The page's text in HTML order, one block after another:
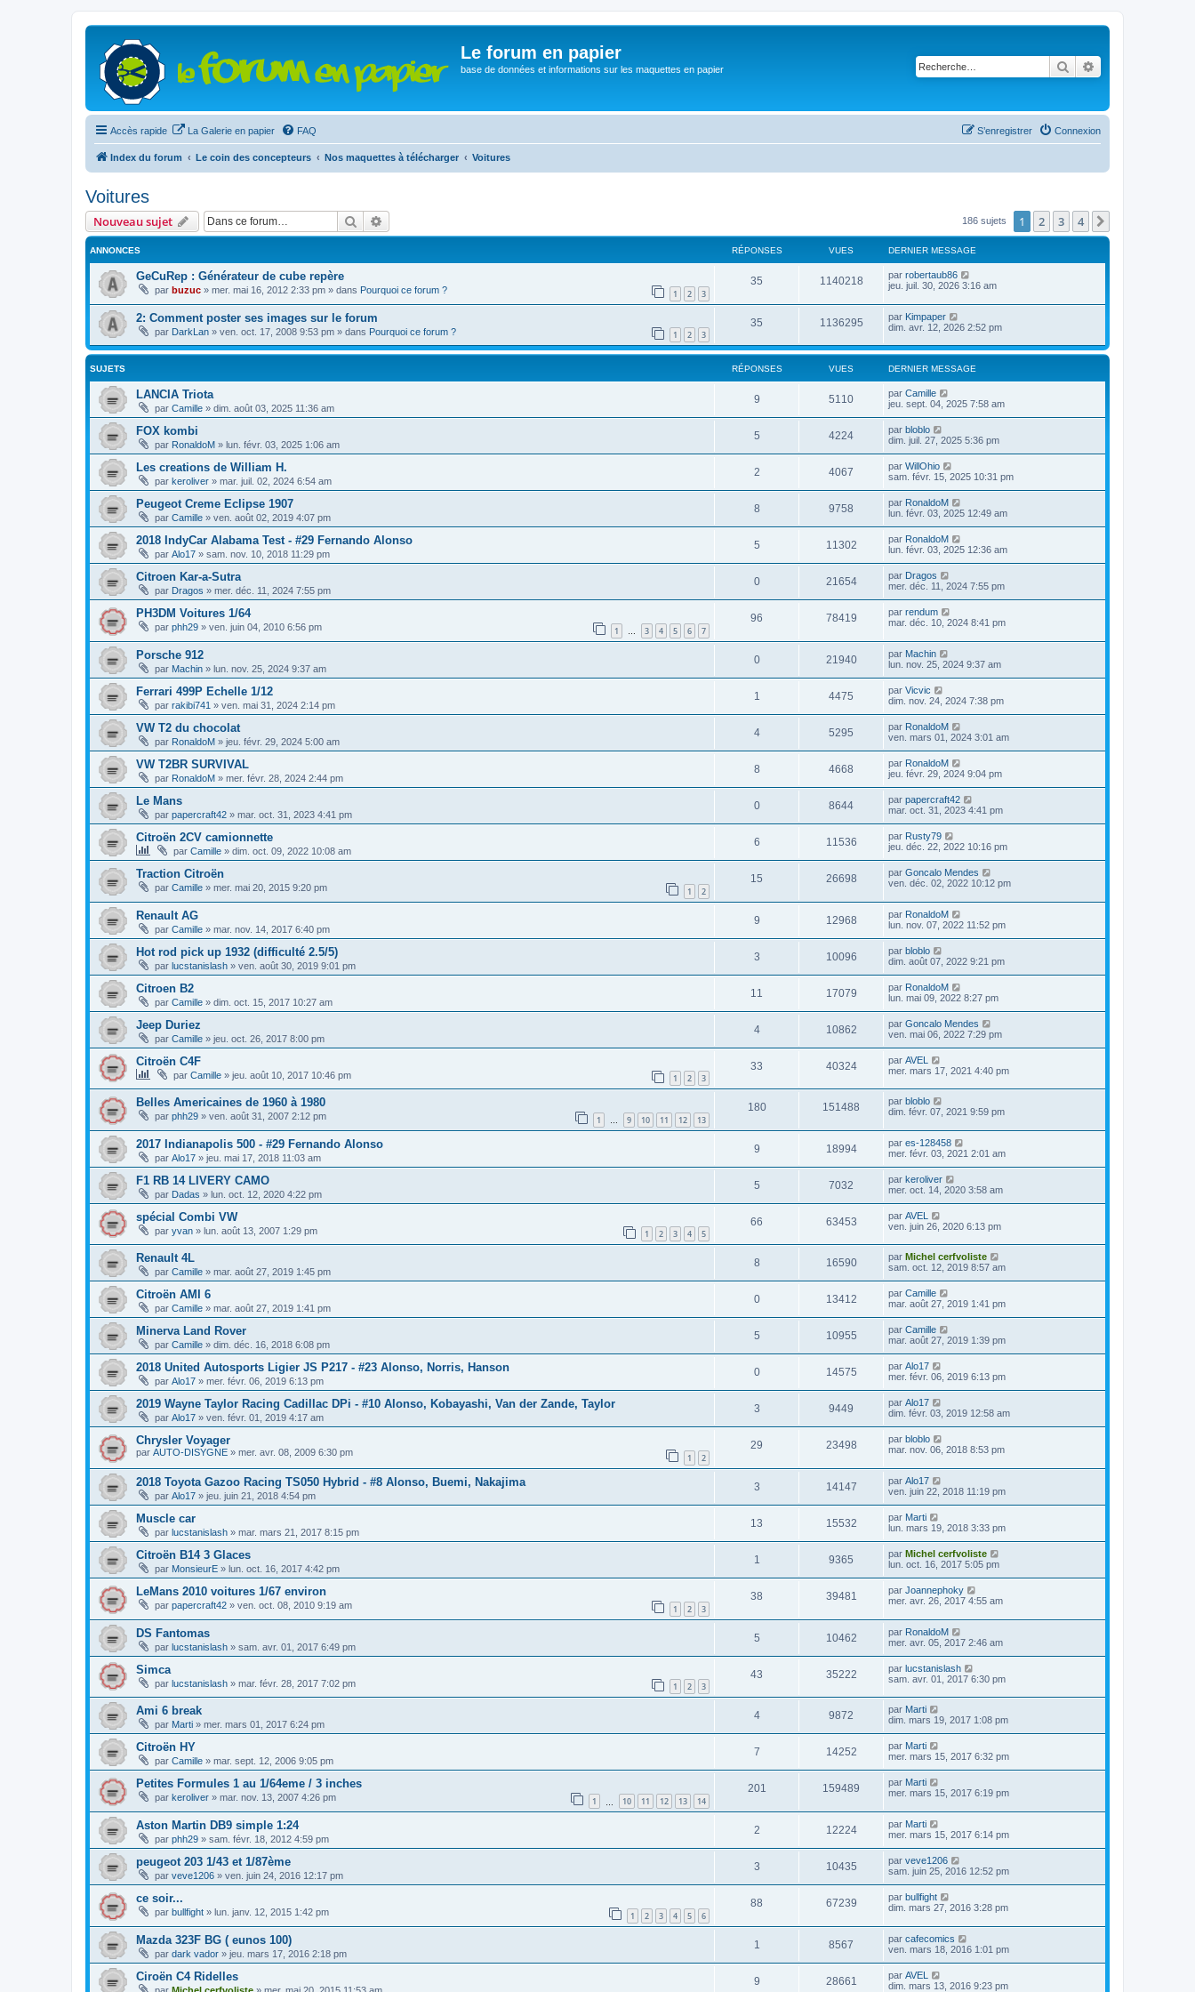
Le forum en papier
base de données et informations sur les maquettes en papier Rechercher
Accès rapide La Galerie en papier FAQ Connexion
S’enregistrer
Index du forum Le coin des concepteurs Nos maquettes à télécharger Voitures
Voitures
Nouveau sujet Rechercher 186 sujets 1 2 3 4
ANNONCES RÉPONSES VUES DERNIER MESSAGE
GeCuRep : Générateur de cube repère
par buzuc » mer. mai 16, 2012 2:33 pm » dans Pourquoi ce forum ? 1 2 3
35 1140218 par robertaub86
jeu. juil. 30, 2026 3:16 am
2: Comment poster ses images sur le forum
par DarkLan » ven. oct. 17, 2008 9:53 pm » dans Pourquoi ce forum ? 1 2 3
35 1136295 par Kimpaper
dim. avr. 12, 2026 2:52 pm
SUJETS RÉPONSES VUES DERNIER MESSAGE
LANCIA Triota
par Camille » dim. août 03, 2025 11:36 am
9 5110 par Camille
jeu. sept. 04, 2025 7:58 am
FOX kombi
par RonaldoM » lun. févr. 03, 2025 1:06 am
5 4224 par bloblo
dim. juil. 27, 2025 5:36 pm
Les creations de William H.
par keroliver » mar. juil. 02, 2024 6:54 am
2 4067 par WillOhio
sam. févr. 15, 2025 10:31 pm
Peugeot Creme Eclipse 1907
par Camille » ven. août 02, 2019 4:07 pm
8 9758 par RonaldoM
lun. févr. 03, 2025 12:49 am
2018 IndyCar Alabama Test - #29 Fernando Alonso
par Alo17 » sam. nov. 10, 2018 11:29 pm
5 11302 par RonaldoM
lun. févr. 03, 2025 12:36 am
Citroen Kar-a-Sutra
par Dragos » mer. déc. 11, 2024 7:55 pm
0 21654 par Dragos
mer. déc. 11, 2024 7:55 pm
PH3DM Voitures 1/64
par phh29 » ven. juin 04, 2010 6:56 pm 1 … 3 4 5 6 7
96 78419 par rendum
mar. déc. 10, 2024 8:41 pm
Porsche 912
par Machin » lun. nov. 25, 2024 9:37 am
0 21940 par Machin
lun. nov. 25, 2024 9:37 am
Ferrari 499P Echelle 1/12
par rakibi741 » ven. mai 31, 2024 2:14 pm
1 4475 par Vicvic
dim. nov. 24, 2024 7:38 pm
VW T2 du chocolat
par RonaldoM » jeu. févr. 29, 2024 5:00 am
4 5295 par RonaldoM
ven. mars 01, 2024 3:01 am
VW T2BR SURVIVAL
par RonaldoM » mer. févr. 28, 2024 2:44 pm
8 4668 par RonaldoM
jeu. févr. 29, 2024 9:04 pm
Le Mans
par papercraft42 » mar. oct. 31, 2023 4:41 pm
0 8644 par papercraft42
mar. oct. 31, 2023 4:41 pm
Citroën 2CV camionnette
par Camille » dim. oct. 09, 2022 10:08 am
6 11536 par Rusty79
jeu. déc. 22, 2022 10:16 pm
Traction Citroën
par Camille » mer. mai 20, 2015 9:20 pm 1 2
15 26698 par Goncalo Mendes
ven. déc. 02, 2022 10:12 pm
Renault AG
par Camille » mar. nov. 14, 2017 6:40 pm
9 12968 par RonaldoM
lun. nov. 07, 2022 11:52 pm
Hot rod pick up 1932 (difficulté 2.5/5)
par lucstanislash » ven. août 30, 2019 9:01 pm
3 10096 par bloblo
dim. août 07, 2022 9:21 pm
Citroen B2
par Camille » dim. oct. 15, 2017 10:27 am
11 17079 par RonaldoM
lun. mai 09, 2022 8:27 pm
Jeep Duriez
par Camille » jeu. oct. 26, 2017 8:00 pm
4 10862 par Goncalo Mendes
ven. mai 06, 2022 7:29 pm
Citroën C4F
par Camille » jeu. août 10, 2017 10:46 pm 1 2 3
33 40324 par AVEL
mer. mars 17, 2021 4:40 pm
Belles Americaines de 1960 à 1980
par phh29 » ven. août 31, 2007 2:12 pm 1 … 9 10 11 12 13
180 151488 par bloblo
dim. févr. 07, 2021 9:59 pm
2017 Indianapolis 500 - #29 Fernando Alonso
par Alo17 » jeu. mai 17, 2018 11:03 am
9 18994 par es-128458
mer. févr. 03, 2021 2:01 am
F1 RB 14 LIVERY CAMO
par Dadas » lun. oct. 12, 2020 4:22 pm
5 7032 par keroliver
mer. oct. 14, 2020 3:58 am
spécial Combi VW
par yvan » lun. août 13, 2007 1:29 pm 1 2 3 4 5
66 63453 par AVEL
ven. juin 26, 2020 6:13 pm
Renault 4L
par Camille » mar. août 27, 2019 1:45 pm
8 16590 par Michel cerfvoliste
sam. oct. 12, 2019 8:57 am
Citroën AMI 6
par Camille » mar. août 27, 2019 1:41 pm
0 13412 par Camille
mar. août 27, 2019 1:41 pm
Minerva Land Rover
par Camille » dim. déc. 16, 2018 6:08 pm
5 10955 par Camille
mar. août 27, 2019 1:39 pm
2018 United Autosports Ligier JS P217 - #23 Alonso, Norris, Hanson
par Alo17 » mer. févr. 06, 2019 6:13 pm
0 14575 par Alo17
mer. févr. 06, 2019 6:13 pm
2019 Wayne Taylor Racing Cadillac DPi - #10 Alonso, Kobayashi, Van der Zande, Taylor
par Alo17 » ven. févr. 01, 2019 4:17 am
3 9449 par Alo17
dim. févr. 03, 2019 12:58 am
Chrysler Voyager
par AUTO-DISYGNE » mer. avr. 08, 2009 6:30 pm 1 2
29 23498 par bloblo
mar. nov. 06, 2018 8:53 pm
2018 Toyota Gazoo Racing TS050 Hybrid - #8 Alonso, Buemi, Nakajima
par Alo17 » jeu. juin 21, 2018 4:54 pm
3 14147 par Alo17
ven. juin 22, 2018 11:19 pm
Muscle car
par lucstanislash » mar. mars 21, 2017 8:15 pm
13 15532 par Marti
lun. mars 19, 2018 3:33 pm
Citroën B14 3 Glaces
par MonsieurE » lun. oct. 16, 2017 4:42 pm
1 9365 par Michel cerfvoliste
lun. oct. 16, 2017 5:05 pm
LeMans 2010 voitures 1/67 environ
par papercraft42 » ven. oct. 08, 2010 9:19 am 1 2 3
38 39481 par Joannephoky
mer. avr. 26, 2017 4:55 am
DS Fantomas
par lucstanislash » sam. avr. 01, 2017 6:49 pm
5 10462 par RonaldoM
mer. avr. 05, 2017 2:46 am
Simca
par lucstanislash » mar. févr. 28, 2017 7:02 pm 1 2 3
43 35222 par lucstanislash
sam. avr. 01, 2017 6:30 pm
Ami 6 break
par Marti » mer. mars 01, 2017 6:24 pm
4 9872 par Marti
dim. mars 19, 2017 1:08 pm
Citroën HY
par Camille » mar. sept. 12, 2006 9:05 pm
7 14252 par Marti
mer. mars 15, 2017 6:32 pm
Petites Formules 1 au 1/64eme / 3 inches
par keroliver » mar. nov. 13, 2007 4:26 pm 1 10 11 12 13 14
201 159489 par Marti
mer. mars 15, 2017 6:19 pm
Aston Martin DB9 simple 1:24
par phh29 » sam. févr. 18, 2012 4:59 pm
2 12224 par Marti
mer. mars 15, 2017 6:14 pm
peugeot 203 1/43 et 1/87ème
par veve1206 » ven. juin 24, 2016 12:17 pm
3 10435 par veve1206
sam. juin 25, 2016 12:52 pm
ce soir...
par bullfight » lun. janv. 12, 2015 1:42 pm 1 2 3 4 5 6
88 67239 par bullfight
dim. mars 27, 2016 3:28 pm
Mazda 323F BG ( eunos 100)
par dark vador » jeu. mars 17, 2016 2:18 pm
1 8567 par cafecomics
ven. mars 18, 2016 1:01 pm
Ciroën C4 Ridelles 9 28661 par AVEL
dim. mars 13, 2016 9:23 pm